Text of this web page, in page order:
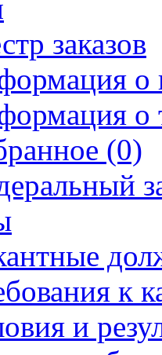
заказов
о
о
(0)
к
и